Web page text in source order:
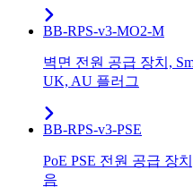
BB-RPS-v3-MO2-M
벽면 전원 공급 장치,
UK, AU 플러그
BB-RPS-v3-PSE
PoE PSE 전원 공급 장
음